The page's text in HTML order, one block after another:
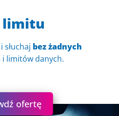
limitu
słuchaj bez żadnych
i limitów danych.
ofertę